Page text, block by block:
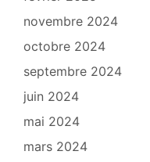
novembre 2024
octobre 2024
septembre 2024
juin 2024
mai 2024
mars 2024